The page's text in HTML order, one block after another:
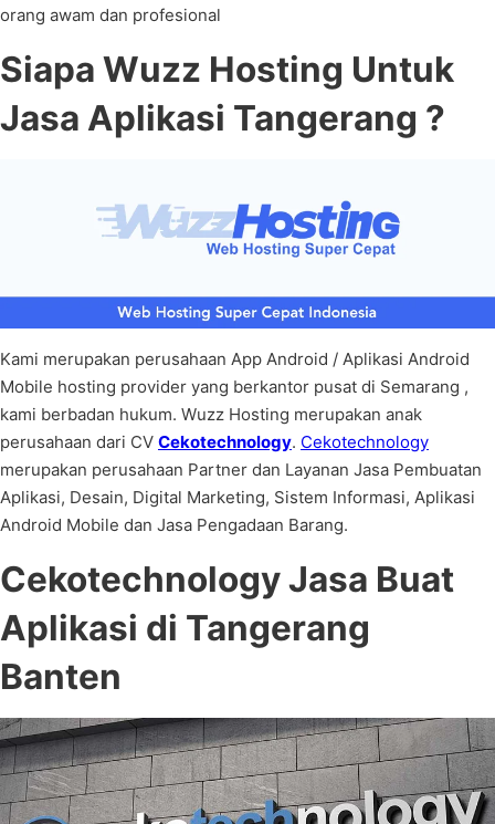
orang awam dan profesional
Siapa Wuzz Hosting Untuk
Jasa Aplikasi Tangerang ?
Kami merupakan perusahaan App Android / Aplikasi Android
Mobile hosting provider yang berkantor pusat di Semarang ,
kami berbadan hukum. Wuzz Hosting merupakan anak
perusahaan dari CV Cekotechnology. Cekotechnology
merupakan perusahaan Partner dan Layanan Jasa Pembuatan
Aplikasi, Desain, Digital Marketing, Sistem Informasi, Aplikasi
Android Mobile dan Jasa Pengadaan Barang.
CekotechnologyJasa Buat
Aplikasi di Tangerang
Banten